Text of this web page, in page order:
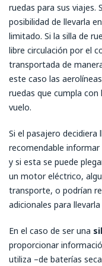
ruedas para sus viajes.
posibilidad de llevarla
limitado. Si la silla de
libre circulación por el
transportada de
este caso las
ruedas que cumpla
vuelo.
Si el pasajero decidiera
recomendable
y si esta se puede
un motor eléctrico,
transporte, o podrían
adicionales para
En el caso de ser una
proporcionar
utiliza –de baterías